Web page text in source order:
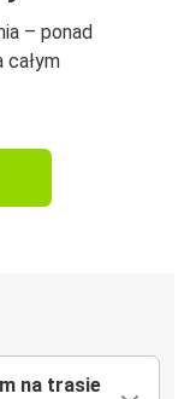
– ponad
na trasie